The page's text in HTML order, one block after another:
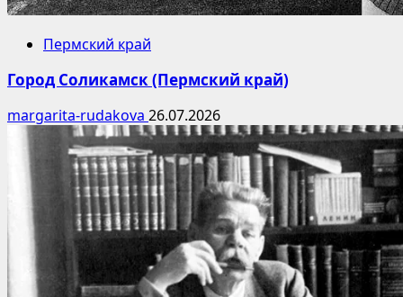
Пермский край
Город Соликамск (Пермский край)
margarita-rudakova 26.07.2026